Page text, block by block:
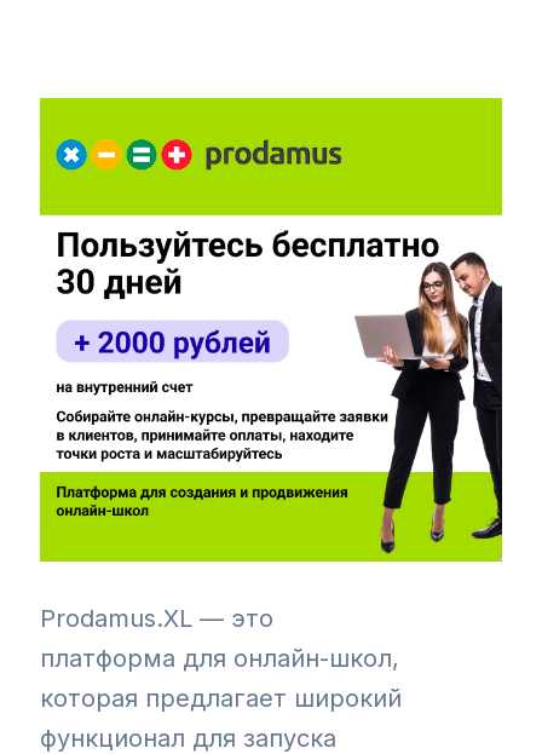
Prodamus.XL — это
платформа для онлайн-школ,
которая предлагает широкий
функционал для запуска